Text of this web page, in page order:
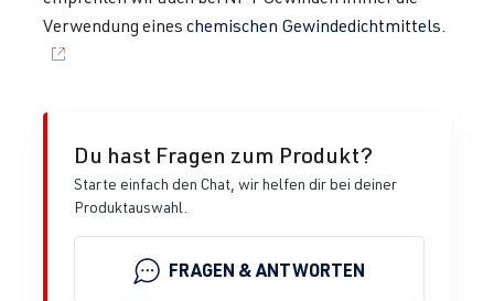
Verwendung eines chemischen Gewindedichtmittels.
Du hast Fragen zum Produkt?
Starte einfach den Chat, wir helfen dir bei deiner
Produktauswahl.
FRAGEN & ANTWORTEN